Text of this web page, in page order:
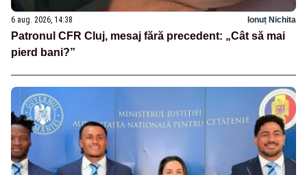
6 aug. 2026, 14:38 Ionuț Nichita
Patronul CFR Cluj, mesaj fără precedent: „Cât să mai
pierd bani?”